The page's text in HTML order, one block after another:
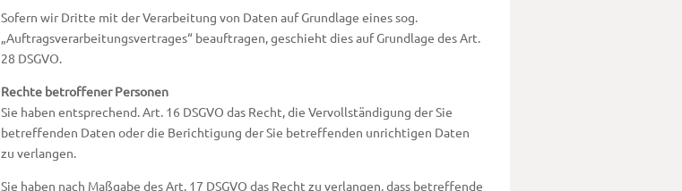
Sofern wir Dritte mit der Verarbeitung von Daten auf Grundlage eines sog.
„Auftragsverarbeitungsvertrages“ beauftragen, geschieht dies auf Grundlage des Art.
28 DSGVO.
Rechte betroffener Personen
Sie haben entsprechend. Art. 16 DSGVO das Recht, die Vervollständigung der Sie
betreffenden Daten oder die Berichtigung der Sie betreffenden unrichtigen Daten
zu verlangen.
Sie haben nach Maßgabe des Art. 17 DSGVO das Recht zu verlangen, dass betreffende